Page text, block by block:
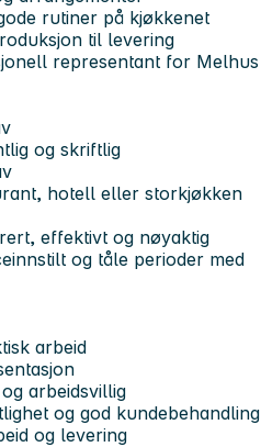
rutiner på kjøkkenet
til levering
representant for Melhus
og skriftlig
hotell eller storkjøkken
effektivt og nøyaktig
og tåle perioder med
arbeid
arbeidsvillig
og god kundebehandling
og levering